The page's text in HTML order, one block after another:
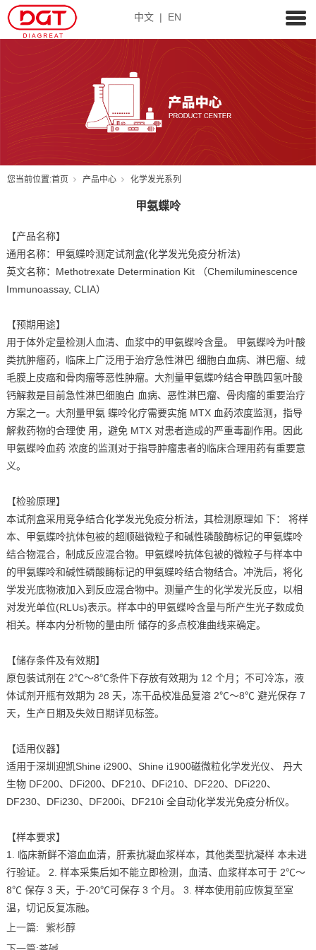
中文 | EN
您当前位置:首页 产品中心 化学发光系列
甲氨蝶呤
【产品名称】
通用名称：甲氨蝶呤测定试剂盒(化学发光免疫分析法)
英文名称：Methotrexate Determination Kit （Chemiluminescence
Immunoassay, CLIA）
【预期用途】
用于体外定量检测人血清、血浆中的甲氨蝶呤含量。 甲氨蝶呤为叶酸
类抗肿瘤药，临床上广泛用于治疗急性淋巴 细胞白血病、淋巴瘤、绒
毛膜上皮癌和骨肉瘤等恶性肿瘤。大剂量甲氨蝶吟结合甲酰四氢叶酸
钙解救是目前急性淋巴细胞白 血病、恶性淋巴瘤、骨肉瘤的重要治疗
方案之一。大剂量甲氨 蝶呤化疗需要实施 MTX 血药浓度监测，指导
解救药物的合理使 用，避免 MTX 对患者造成的严重毒副作用。因此
甲氨蝶呤血药 浓度的监测对于指导肿瘤患者的临床合理用药有重要意
义。
【检验原理】
本试剂盒采用竞争结合化学发光免疫分析法，其检测原理如 下： 将样
本、甲氨蝶呤抗体包被的超顺磁微粒子和碱性磷酸酶标记的甲氨蝶呤
结合物混合，制成反应混合物。甲氨蝶呤抗体包被的微粒子与样本中
的甲氨蝶呤和碱性磷酸酶标记的甲氨蝶呤结合物结合。冲洗后，将化
学发光底物液加入到反应混合物中。测量产生的化学发光反应，以相
对发光单位(RLUs)表示。样本中的甲氨蝶呤含量与所产生光子数成负
相关。样本内分析物的量由所 储存的多点校准曲线来确定。
【储存条件及有效期】
原包装试剂在 2℃～8℃条件下存放有效期为 12 个月；不可冷冻，液
体试剂开瓶有效期为 28 天，冻干品校准品复溶 2℃～8℃ 避光保存 7
天，生产日期及失效日期详见标签。
【适用仪器】
适用于深圳迎凯Shine i2900、Shine i1900磁微粒化学发光仪、 丹大
生物 DF200、DFi200、DF210、DFi210、DF220、DFi220、
DF230、DFi230、DF200i、DF210i 全自动化学发光免疫分析仪。
【样本要求】
1. 临床新鲜不溶血血清，肝素抗凝血浆样本，其他类型抗凝样 本未进
行验证。 2. 样本采集后如不能立即检测，血清、血浆样本可于 2℃～
8℃ 保存 3 天，于-20℃可保存 3 个月。 3. 样本使用前应恢复至室
温，切记反复冻融。
上一篇:
紫杉醇